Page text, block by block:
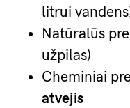
litrui
Natūralūs
užpilas)
Cheminiai
atvejis